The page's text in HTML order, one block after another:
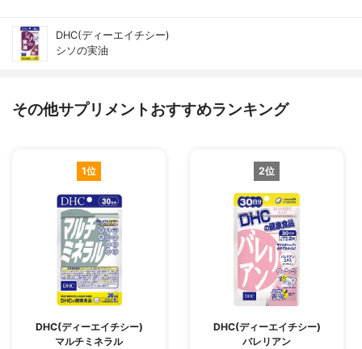
DHC(ディーエイチシー)
シソの実油
その他サプリメントおすすめランキング
1位
DHC(ディーエイチシー)
マルチミネラル
2位
DHC(ディーエイチシー)
バレリアン